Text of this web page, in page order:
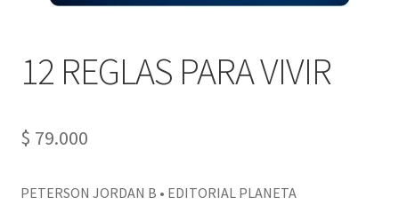
Tienda
12 REGLAS PARA VIVIR
$ 79.000
PETERSON JORDAN B • EDITORIAL PLANETA